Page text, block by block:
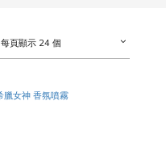
每頁顯示 24 個